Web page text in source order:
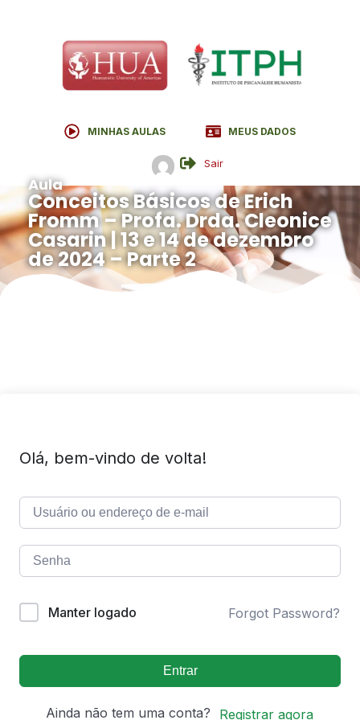
MINHAS AULAS MEUS DADOS
Sair
Aula
Conceitos Básicos de Erich
Fromm – Profa. Drda. Cleonice
Casarin | 13 e 14 de dezembro
de 2024 – Parte 2
Olá, bem-vindo de volta!
Manter logado Forgot Password?
Entrar
Ainda não tem uma conta? Registrar agora